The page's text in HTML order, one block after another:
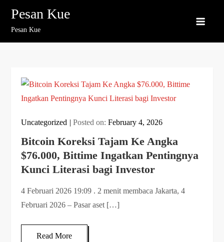
content
Pesan Kue
Pesan Kue
Uncategorized Posted on:February 4, 2026
Bitcoin Koreksi Tajam Ke Angka
$76.000, Bittime Ingatkan Pentingnya
Kunci Literasi bagi Investor
4 Februari 2026 19:09 . 2 menit membaca Jakarta, 4
Februari 2026 – Pasar aset […]
Read More